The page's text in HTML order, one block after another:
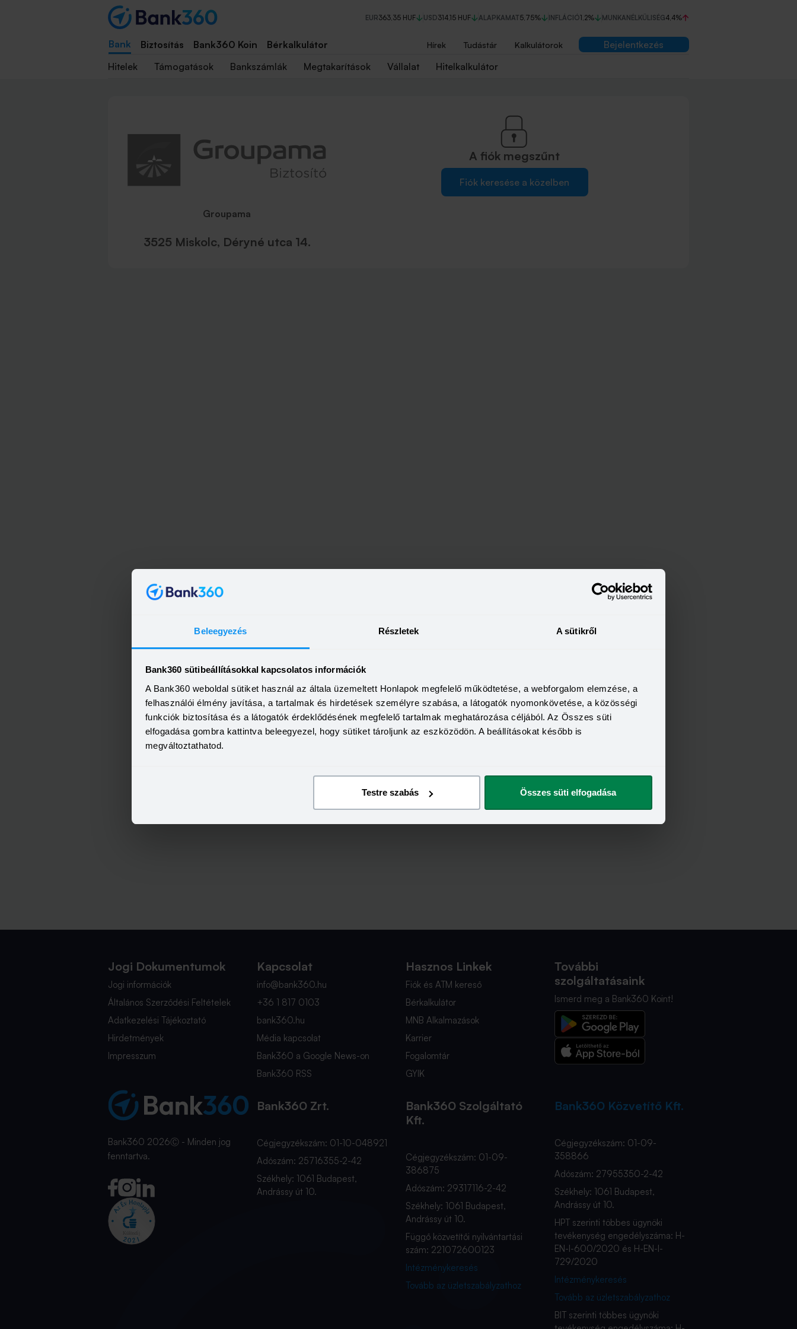
Beleegyezés Részletek A sütikről
Bank360 sütibeállításokkal kapcsolatos információk
A Bank360 weboldal sütiket használ az általa üzemeltett Honlapok megfelelő működtetése, a webforgalom elemzése, a
felhasználói élmény javítása, a tartalmak és hirdetések személyre szabása, a látogatók nyomonkövetése, a közösségi
funkciók biztosítása és a látogatók érdeklődésének megfelelő tartalmak meghatározása céljából. Az Összes süti
elfogadása gombra kattintva beleegyezel, hogy sütiket tároljunk az eszközödön. A beállításokat később is
megváltoztathatod.
Testre szabás Összes süti elfogadása
EUR363,35 HUF USD314,15 HUF ALAPKAMAT5,75% INFLÁCIÓ1,2% MUNKANÉLKÜLISÉG4,4%
Bank Biztosítás Bank360 Koin Bérkalkulátor Hírek Tudástár Kalkulátorok
Bejelentkezés
Hitelek
Támogatások Bankszámlák Megtakarítások Vállalat Hitelkalkulátor
Groupama
3525 Miskolc, Déryné utca 14.
A fiók megszűnt
Fiók keresése a közelben
Jogi Dokumentumok
Jogi információk
Általános Szerződési Feltételek
Adatkezelési Tájékoztató
Hirdetmények
Impresszum
Kapcsolat
info@bank360.hu
+36 1 817 0103
bank360.hu
Média kapcsolat
Bank360 a Google News-on
Bank360 RSS
Hasznos Linkek
Fiók és ATM kereső
Bérkalkulátor
MNB Alkalmazások
Karrier
Fogalomtár
GYIK
További
szolgáltatásaink
Ismerd meg a Bank360 Koint!
Bank360 2026Ⓒ - Minden jog
fenntartva.
Bank360 Zrt.
Cégjegyzékszám: 01-10-048921
Adószám: 25716355-2-42
Székhely: 1061 Budapest,
Andrássy út 10.
Bank360 Szolgáltató
Kft.
Cégjegyzékszám: 01-09-
386875
Adószám: 29317116-2-42
Székhely: 1061 Budapest,
Andrássy út 10.
Függő közvetítői nyilvántartási
szám: 221072600123
Intézménykeresés
Tovább az üzletszabályzathoz
Bank360 Közvetítő Kft.
Cégjegyzékszám: 01-09-
358866
Adószám: 27955350-2-42
Székhely: 1061 Budapest,
Andrássy út 10.
HPT szerinti többes ügynöki
tevékenység engedélyszáma: H-
EN-I-600/2020 és H-EN-I-
729/2020
Intézménykeresés
Tovább az üzletszabályzathoz
BIT szerinti többes ügynöki